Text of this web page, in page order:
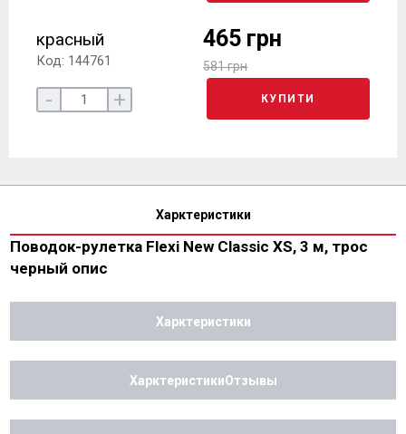
красный
Код: 144761
465 грн
581 грн
- + КУПИТИ
Харктеристики
Поводок-рулетка Flexi New Classic XS, 3 м, трос
черный опис
Харктеристики
ХарктеристикиОтзывы